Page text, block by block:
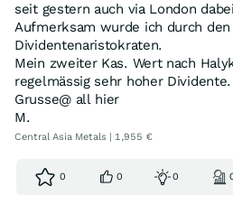
seit gestern auch via London
Aufmerksam wurde ich durch den
Dividentenaristokraten.
Mein zweiter Kas. Wert nach
regelmässig sehr hoher Dividente.
Grusse@ all hier
M.
Central Asia Metals | 1,955 €
0 0 0